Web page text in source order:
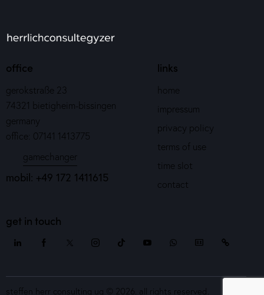
office
gerokstraße 23
74321 bietigheim-bissingen
germany
office: 07141 1413775
gamechanger
mobil: +49 172 1411615
links
home
impressum
privacy policy
terms of use
time slot
contact
get in touch
steffen herr consulting ug © 2026. all rights reserved.